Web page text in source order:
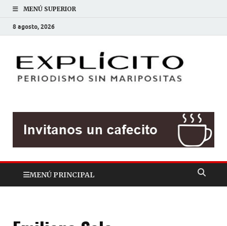
MENÚ SUPERIOR
8 agosto, 2026
MENÚ PRINCIPAL